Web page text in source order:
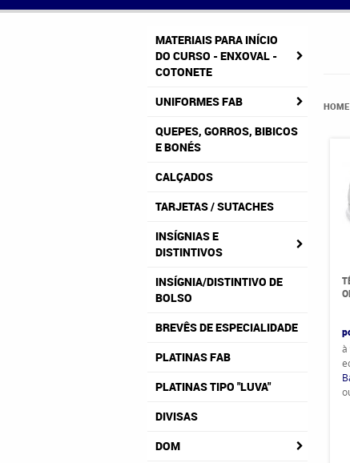
MATERIAIS PARA INÍCIO
DO CURSO - ENXOVAL -
COTONETE
UNIFORMES FAB
QUEPES, GORROS, BIBICOS
E BONÉS
CALÇADOS
TARJETAS / SUTACHES
INSÍGNIAS E
DISTINTIVOS
INSÍGNIA/DISTINTIVO DE
BOLSO
BREVÊS DE ESPECIALIDADE
PLATINAS FAB
PLATINAS TIPO "LUVA"
DIVISAS
DOM
HOME
à